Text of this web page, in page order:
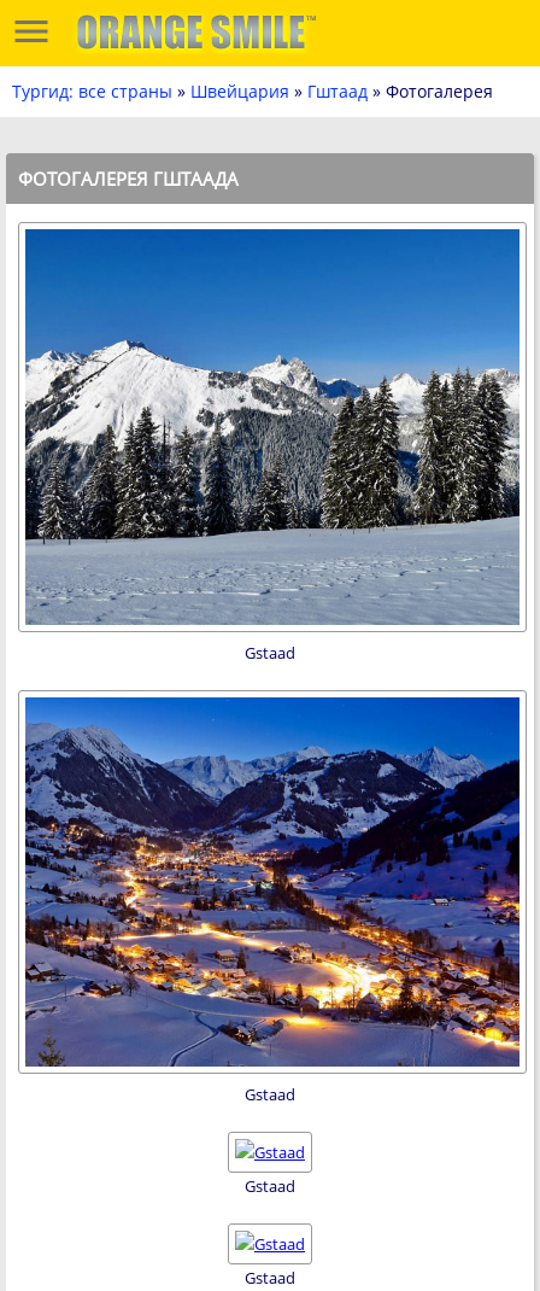
Тургид: все страны » Швейцария » Гштаад » Фотогалерея
ФОТОГАЛЕРЕЯ ГШТААДА
Gstaad
Gstaad
Gstaad
Gstaad